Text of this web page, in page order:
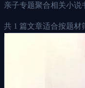
亲子专题聚合相关小说
共 1 篇文章适合按题材